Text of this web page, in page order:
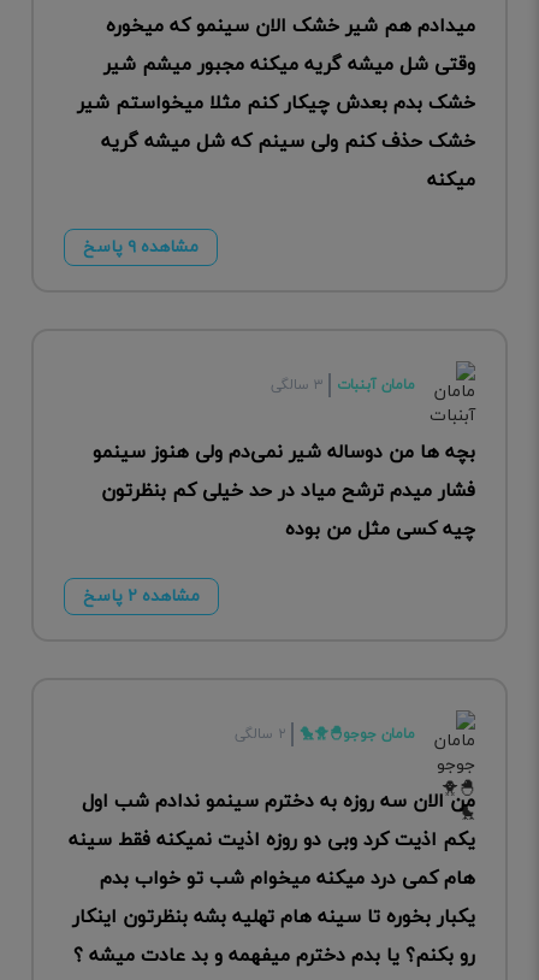
میدادم هم شیر خشک الان سینمو که میخوره
وقتی شل میشه گریه میکنه مجبور میشم شیر
خشک بدم بعدش چیکار کنم مثلا میخواستم شیر
خشک حذف کنم ولی سینم که شل میشه گریه
میکنه
مشاهده ۹ پاسخ
مامان آبنبات ۳ سالگی
بچه ها من دوساله شیر نمی‌دم ولی هنوز سینمو
فشار میدم ترشح میاد در حد خیلی کم بنظرتون
چیه کسی مثل من بوده
مشاهده ۲ پاسخ
مامان جوجو🐣🐥🐤 ۲ سالگی
من الان سه روزه به دخترم سینمو ندادم شب اول
یکم اذیت کرد وبی دو روزه اذیت نمیکنه فقط سینه
هام کمی درد میکنه میخوام شب تو خواب بدم
یکبار بخوره تا سینه هام تهلیه بشه بنظرتون اینکار
رو بکنم؟ یا بدم دخترم میفهمه و بد عادت میشه ؟